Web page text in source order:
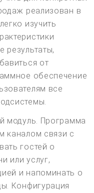
реализован в
изучить
результаты,
от
обеспечение
все
модуль. Программа
каналом связи с
гостей о
или услуг,
и напоминать о
Конфигурация